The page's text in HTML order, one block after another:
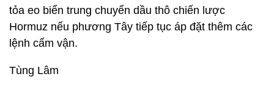
tỏa eo biển trung chuyển dầu thô chiến lược
Hormuz nếu phương Tây tiếp tục áp đặt thêm các
lệnh cấm vận.
Tùng Lâm